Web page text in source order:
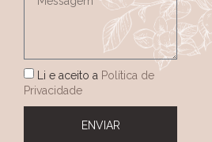
Li e aceito a Política de
Privacidade
ENVIAR